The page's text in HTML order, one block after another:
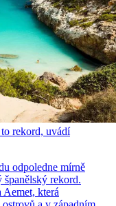
rekord, uvádí
odpoledne mírně
španělský rekord.
která